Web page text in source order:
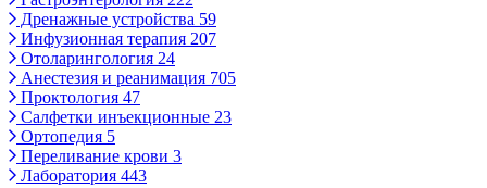
Дренажные устройства 59
Инфузионная терапия 207
Отоларингология 24
Анестезия и реанимация 705
Проктология 47
Салфетки инъекционные 23
Ортопедия 5
Переливание крови 3
Лаборатория 443